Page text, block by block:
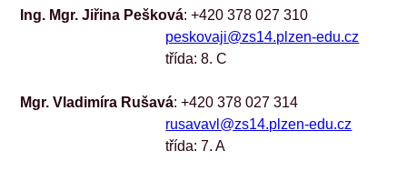
Ing. Mgr. Jiřina Pešková: +420 378 027 310
peskovaji@zs14.plzen-edu.cz
třída: 8. C
Mgr. Vladimíra Rušavá: +420 378 027 314
rusavavl@zs14.plzen-edu.cz
třída: 7. A